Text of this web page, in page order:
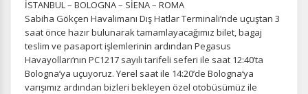
İSTANBUL – BOLOGNA – SİENA – ROMA
Sabiha Gökçen Havalimanı Dış Hatlar Terminali’nde uçuştan 3
saat önce hazır bulunarak tamamlayacağımız bilet, bagaj
teslim ve pasaport işlemlerinin ardından Pegasus
Havayolları‘nın PC1217 sayılı tarifeli seferi ile saat 12:40’ta
Bologna’ya uçuyoruz. Yerel saat ile 14:20’de Bologna‘ya
varışımız ardından bizleri bekleyen özel otobüsümüz ile